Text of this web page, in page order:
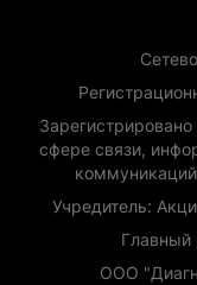
сфере связи,
Учредитель:
Главный
ООО